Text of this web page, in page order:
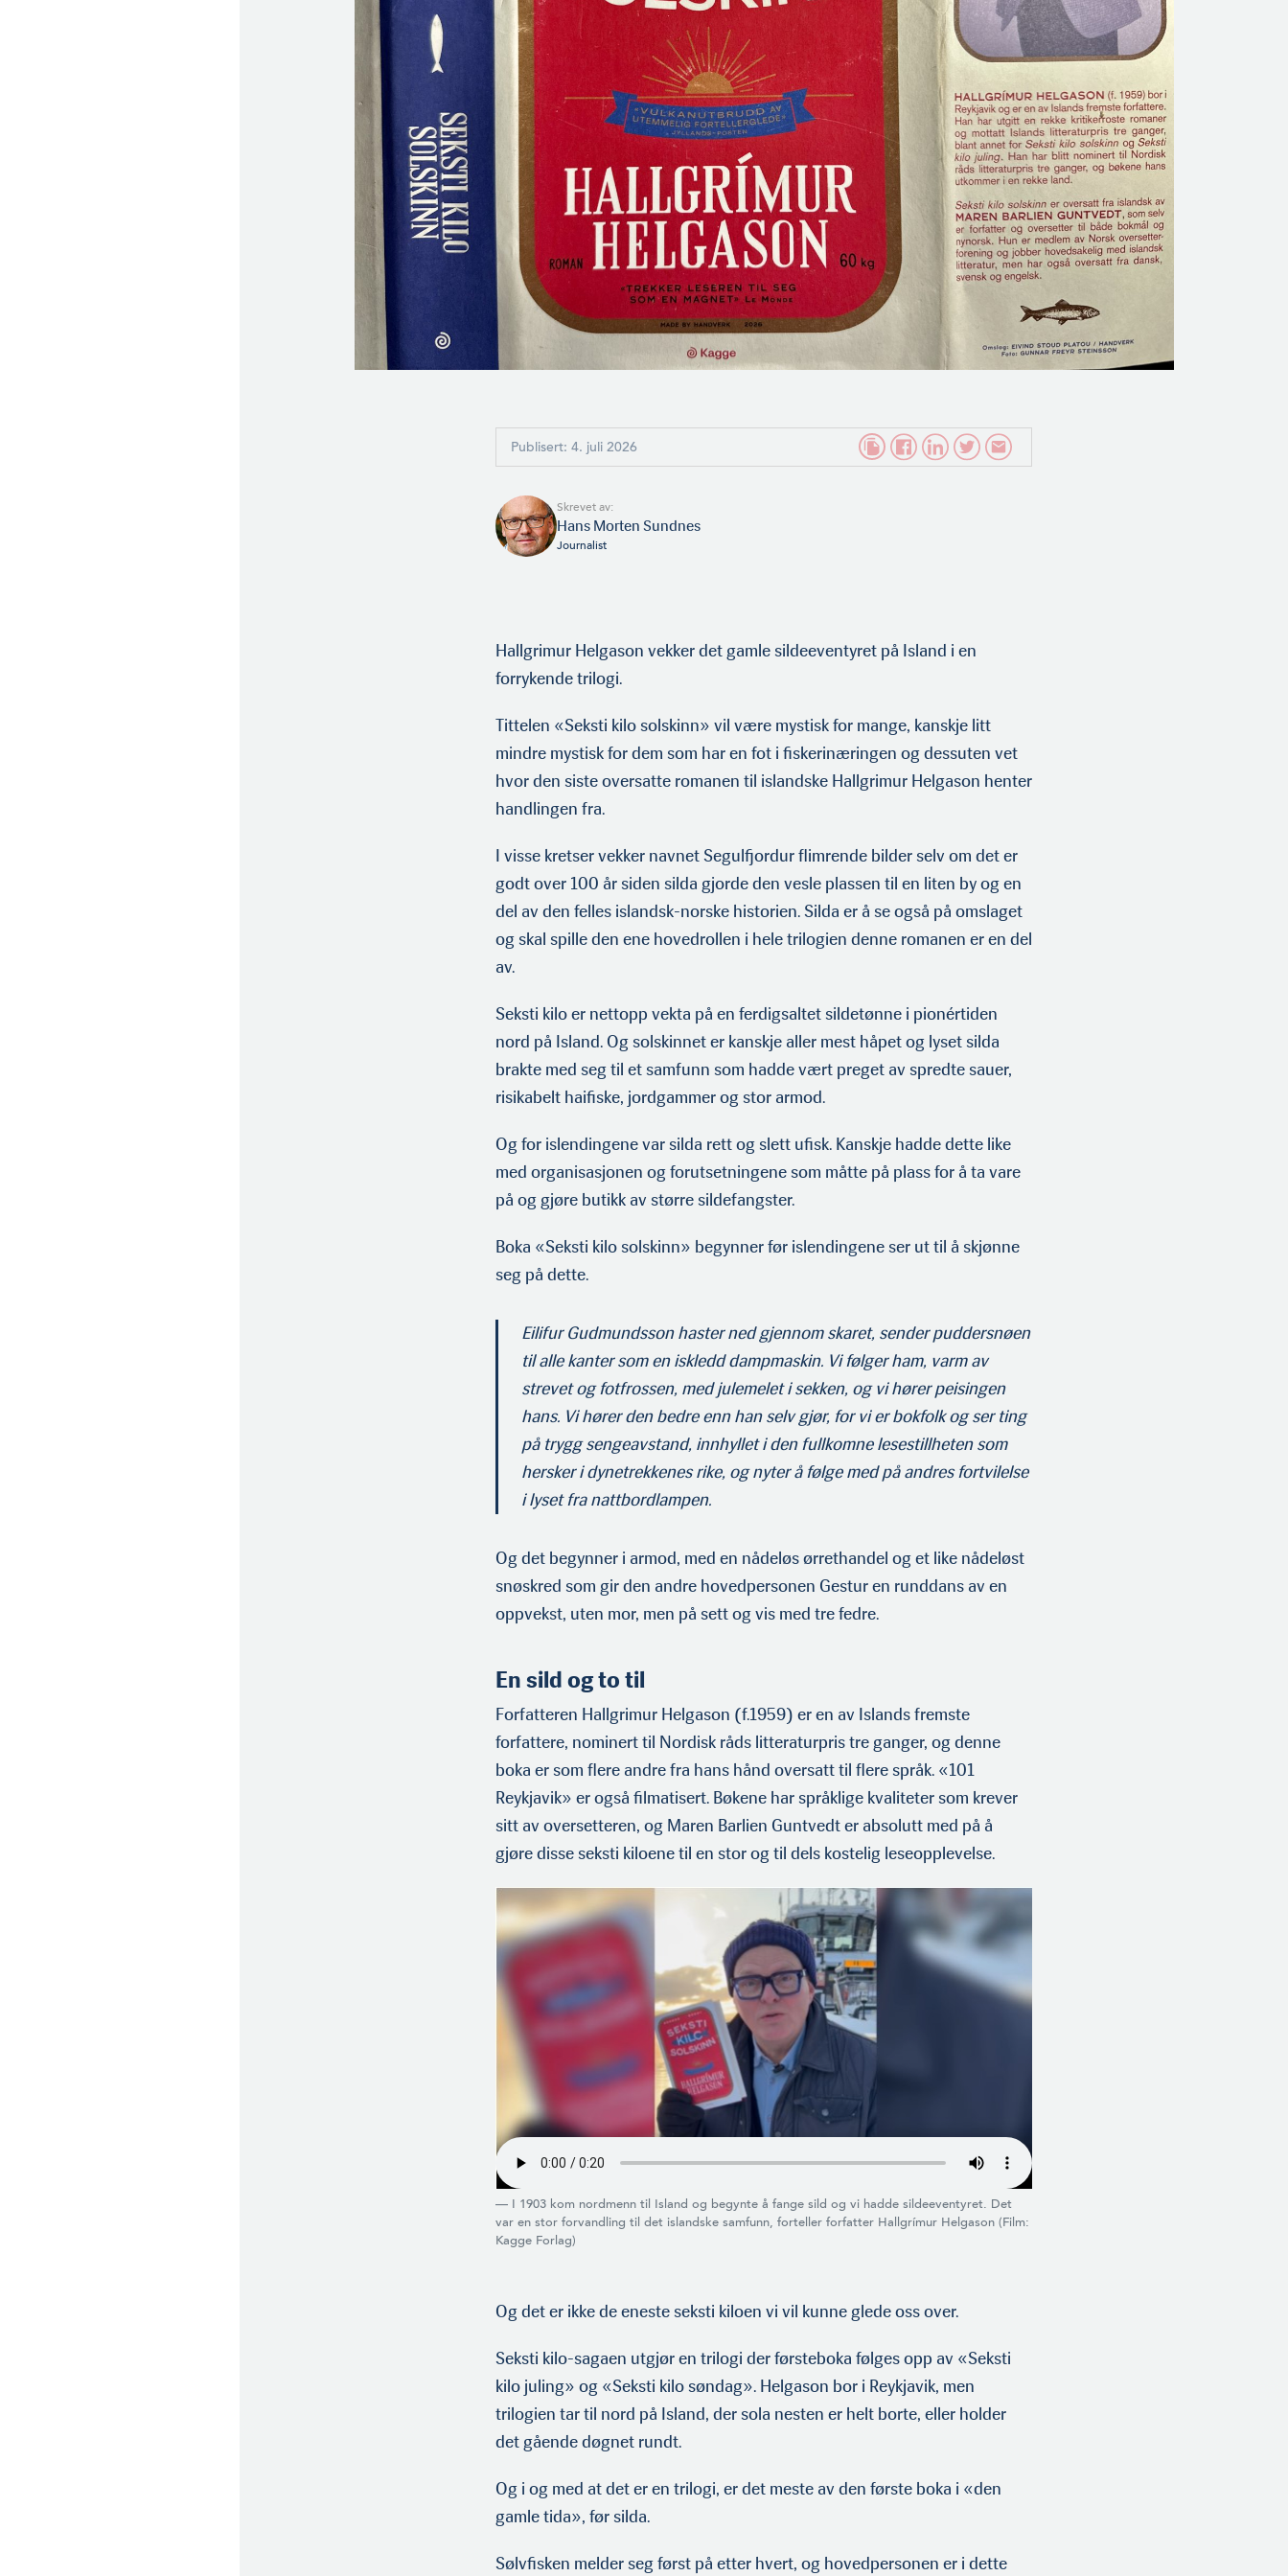
Publisert: 4. juli 2026
Skrevet av:
Hans Morten Sundnes
Journalist
Hallgrimur Helgason vekker det gamle sildeeventyret på Island i en
forrykende trilogi.
Tittelen «Seksti kilo solskinn» vil være mystisk for mange, kanskje litt
mindre mystisk for dem som har en fot i fiskerinæringen og dessuten vet
hvor den siste oversatte romanen til islandske Hallgrimur Helgason henter
handlingen fra.
I visse kretser vekker navnet Segulfjordur flimrende bilder selv om det er
godt over 100 år siden silda gjorde den vesle plassen til en liten by og en
del av den felles islandsk-norske historien. Silda er å se også på omslaget
og skal spille den ene hovedrollen i hele trilogien denne romanen er en del
av.
Seksti kilo er nettopp vekta på en ferdigsaltet sildetønne i pionértiden
nord på Island. Og solskinnet er kanskje aller mest håpet og lyset silda
brakte med seg til et samfunn som hadde vært preget av spredte sauer,
risikabelt haifiske, jordgammer og stor armod.
Og for islendingene var silda rett og slett ufisk. Kanskje hadde dette like
med organisasjonen og forutsetningene som måtte på plass for å ta vare
på og gjøre butikk av større sildefangster.
Boka «Seksti kilo solskinn» begynner før islendingene ser ut til å skjønne
seg på dette.
Eilifur Gudmundsson haster ned gjennom skaret, sender puddersnøen
til alle kanter som en iskledd dampmaskin. Vi følger ham, varm av
strevet og fotfrossen, med julemelet i sekken, og vi hører peisingen
hans. Vi hører den bedre enn han selv gjør, for vi er bokfolk og ser ting
på trygg sengeavstand, innhyllet i den fullkomne lesestillheten som
hersker i dynetrekkenes rike, og nyter å følge med på andres fortvilelse
i lyset fra nattbordlampen.
Og det begynner i armod, med en nådeløs ørrethandel og et like nådeløst
snøskred som gir den andre hovedpersonen Gestur en runddans av en
oppvekst, uten mor, men på sett og vis med tre fedre.
En sild og to til
Forfatteren Hallgrimur Helgason (f.1959) er en av Islands fremste
forfattere, nominert til Nordisk råds litteraturpris tre ganger, og denne
boka er som flere andre fra hans hånd oversatt til flere språk. «101
Reykjavik» er også filmatisert. Bøkene har språklige kvaliteter som krever
sitt av oversetteren, og Maren Barlien Guntvedt er absolutt med på å
gjøre disse seksti kiloene til en stor og til dels kostelig leseopplevelse.
— I 1903 kom nordmenn til Island og begynte å fange sild og vi hadde sildeeventyret. Det
var en stor forvandling til det islandske samfunn, forteller forfatter Hallgrímur Helgason (Film:
Kagge Forlag)
Og det er ikke de eneste seksti kiloen vi vil kunne glede oss over.
Seksti kilo-sagaen utgjør en trilogi der førsteboka følges opp av «Seksti
kilo juling» og «Seksti kilo søndag». Helgason bor i Reykjavik, men
trilogien tar til nord på Island, der sola nesten er helt borte, eller holder
det gående døgnet rundt.
Og i og med at det er en trilogi, er det meste av den første boka i «den
gamle tida», før silda.
Sølvfisken melder seg først på etter hvert, og hovedpersonen er i dette